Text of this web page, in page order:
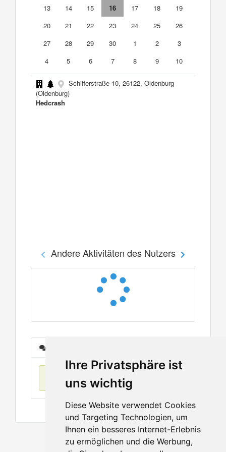
Ihre Privatsphäre ist
uns wichtig
Diese Website verwendet Cookies
und Targeting Technologien, um
Ihnen ein besseres Internet-Erlebnis
zu ermöglichen und die Werbung,
13 14 15 16 17 18
19
20
21 22 23 24 25
26
27
28 29 30 1 2
3
4
5 6 7 8 9 10
Schifferstraße 10, 26122, Oldenburg
(Oldenburg)
Hedcrash
Andere Aktivitäten des Nutzers
Keine Einträge